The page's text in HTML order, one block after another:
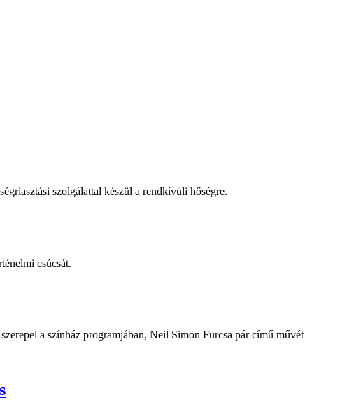
szolgálattal készül a rendkívüli hőségre.
csúcsát.
a színház programjában, Neil Simon Furcsa pár című művét